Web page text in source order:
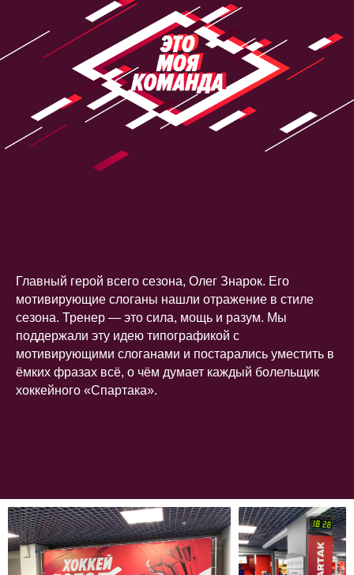
Главный герой всего сезона, Олег Знарок. Его
мотивирующие слоганы нашли отражение в стиле
сезона. Тренер — это сила, мощь и разум. Мы
поддержали эту идею типографикой с
мотивирующими слоганами и постарались уместить в
ёмких фразах всё, о чём думает каждый болельщик
хоккейного «Спартака».